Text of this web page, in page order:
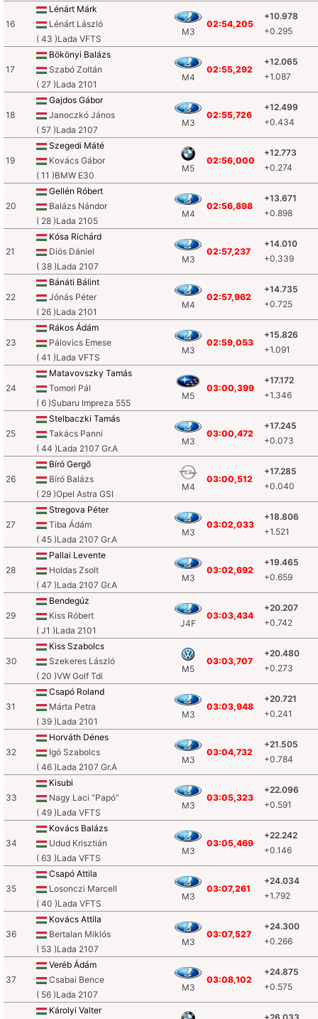
16
Lénárt Márk
Lénárt László
( 43 )Lada VFTS
M3
02:54,205
+10.978
+0.295
17
Bökönyi Balázs
Szabó Zoltán
( 27 )Lada 2101
M4
02:55,292
+12.065
+1.087
18
Gajdos Gábor
Janoczkó János
( 57 )Lada 2107
M3
02:55,726
+12.499
+0.434
19
Szegedi Máté
Kovács Gábor
( 11 )BMW E30
M5
02:56,000
+12.773
+0.274
20
Gellén Róbert
Balázs Nándor
( 28 )Lada 2105
M4
02:56,898
+13.671
+0.898
21
Kósa Richárd
Diós Dániel
( 38 )Lada 2107
M3
02:57,237
+14.010
+0.339
22
Bánáti Bálint
Jónás Péter
( 26 )Lada 2101
M4
02:57,962
+14.735
+0.725
23
Rákos Ádám
Pálovics Emese
( 41 )Lada VFTS
M3
02:59,053
+15.826
+1.091
24
Matavovszky Tamás
Tomori Pál
( 6 )Subaru Impreza 555
M5
03:00,399
+17.172
+1.346
25
Stelbaczki Tamás
Takács Panni
( 44 )Lada 2107 Gr.A
M3
03:00,472
+17.245
+0.073
26
Bíró Gergő
Bíró Balázs
( 29 )Opel Astra GSI
M4
03:00,512
+17.285
+0.040
27
Stregova Péter
Tiba Ádám
( 45 )Lada 2107 Gr.A
M3
03:02,033
+18.806
+1.521
28
Pallai Levente
Holdas Zsolt
( 47 )Lada 2107 Gr.A
M3
03:02,692
+19.465
+0.659
29
Bendegúz
Kiss Róbert
( J1 )Lada 2101
J4F
03:03,434
+20.207
+0.742
30
Kiss Szabolcs
Szekeres László
( 20 )VW Golf Tdi
M5
03:03,707
+20.480
+0.273
31
Csapó Roland
Márta Petra
( 39 )Lada 2101
M3
03:03,948
+20.721
+0.241
32
Horváth Dénes
Igó Szabolcs
( 46 )Lada 2107 Gr.A
M3
03:04,732
+21.505
+0.784
33
Kisubi
Nagy Laci “Papó”
( 49 )Lada VFTS
M3
03:05,323
+22.096
+0.591
34
Kovács Balázs
Udud Krisztián
( 63 )Lada VFTS
M3
03:05,469
+22.242
+0.146
35
Csapó Attila
Losonczi Marcell
( 40 )Lada VFTS
M3
03:07,261
+24.034
+1.792
36
Kovács Attila
Bertalan Miklós
( 53 )Lada 2107
M3
03:07,527
+24.300
+0.266
37
Veréb Ádám
Csabai Bence
( 56 )Lada 2107
M3
03:08,102
+24.875
+0.575
Károlyi Valter